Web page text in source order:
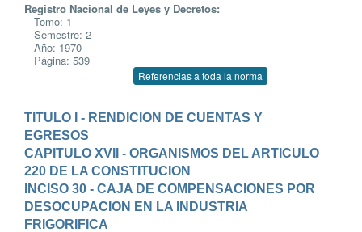
Registro Nacional de Leyes y Decretos:
Tomo: 1
Semestre: 2
Año: 1970
Página: 539
Referencias a toda la norma
TITULO I - RENDICION DE CUENTAS Y
EGRESOS
CAPITULO XVII - ORGANISMOS DEL ARTICULO
220 DE LA CONSTITUCION
INCISO 30 - CAJA DE COMPENSACIONES POR
DESOCUPACION EN LA INDUSTRIA
FRIGORIFICA